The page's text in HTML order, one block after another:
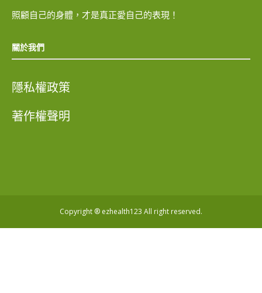
照顧自己的身體，才是真正愛自己的表現！
關於我們
隱私權政策
著作權聲明
Copyright ® ezhealth123 All right reserved.